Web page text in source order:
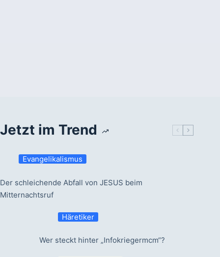
Jetzt im Trend
Evangelikalismus
Der schleichende Abfall von JESUS beim
Mitternachtsruf
Häretiker
Wer steckt hinter „Infokriegermcm“?